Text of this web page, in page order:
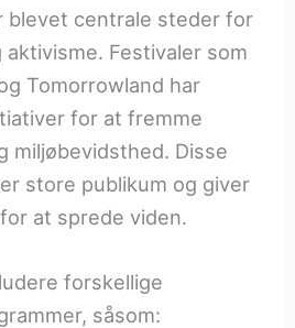
blevet centrale steder for
aktivisme. Festivaler som
Tomorrowland har
for at fremme
miljøbevidsthed. Disse
store publikum og giver
at sprede viden.
forskellige
såsom: